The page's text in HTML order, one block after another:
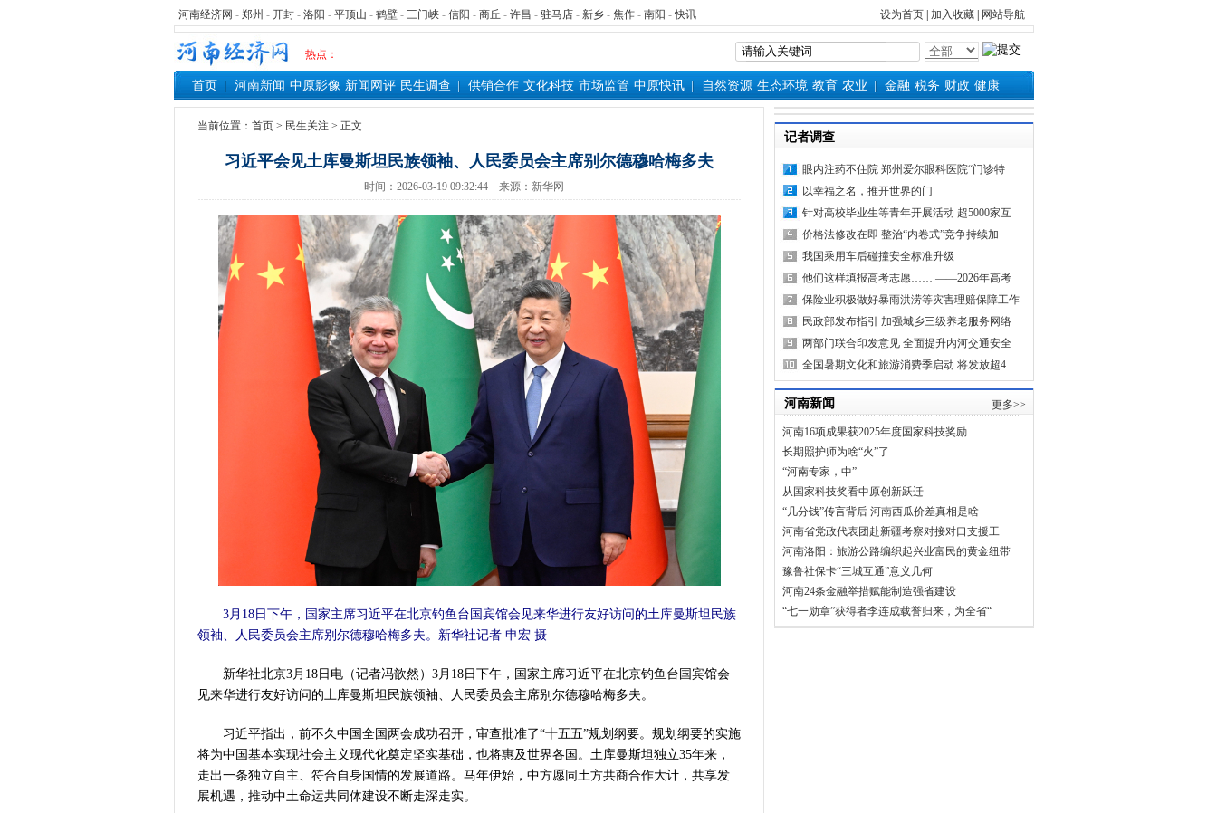
河南经济网 - 郑州 - 开封 - 洛阳 - 平顶山 - 鹤壁 - 三门峡 - 信阳 - 商丘 - 许昌 - 驻马店 - 新乡 - 焦作 - 南阳 -快讯 设为首页 加入收藏 网站导航
热点：
首页 河南新闻 中原影像 新闻网评 民生调查 供销合作 文化科技 市场监管 中原快讯 自然资源 生态环境 教育 农业 金融 税务 财政 健康
当前位置： 首页 > 民生关注 > 正文
习近平会见土库曼斯坦民族领袖、人民委员会主席别尔德穆哈梅多夫
时间：2026-03-19 09:32:44 来源：新华网
3月18日下午，国家主席习近平在北京钓鱼台国宾馆会见来华进行友好访问的土库曼斯坦民族
领袖、人民委员会主席别尔德穆哈梅多夫。新华社记者 申宏 摄
新华社北京3月18日电（记者冯歆然）3月18日下午，国家主席习近平在北京钓鱼台国宾馆会
见来华进行友好访问的土库曼斯坦民族领袖、人民委员会主席别尔德穆哈梅多夫。
习近平指出，前不久中国全国两会成功召开，审查批准了“十五五”规划纲要。规划纲要的实施
将为中国基本实现社会主义现代化奠定坚实基础，也将惠及世界各国。土库曼斯坦独立35年来，
走出一条独立自主、符合自身国情的发展道路。马年伊始，中方愿同土方共商合作大计，共享发
展机遇，推动中土命运共同体建设不断走深走实。
记者调查
眼内注药不住院 郑州爱尔眼科医院“门诊特
以幸福之名，推开世界的门
针对高校毕业生等青年开展活动 超5000家互
价格法修改在即 整治“内卷式”竞争持续加
我国乘用车后碰撞安全标准升级
他们这样填报高考志愿…… ——2026年高考
保险业积极做好暴雨洪涝等灾害理赔保障工作
民政部发布指引 加强城乡三级养老服务网络
两部门联合印发意见 全面提升内河交通安全
全国暑期文化和旅游消费季启动 将发放超4
河南新闻 更多>>
河南16项成果获2025年度国家科技奖励
长期照护师为啥“火”了
“河南专家，中”
从国家科技奖看中原创新跃迁
“几分钱”传言背后 河南西瓜价差真相是啥
河南省党政代表团赴新疆考察对接对口支援工
河南洛阳：旅游公路编织起兴业富民的黄金纽带
豫鲁社保卡“三城互通”意义几何
河南24条金融举措赋能制造强省建设
“七一勋章”获得者李连成载誉归来，为全省“